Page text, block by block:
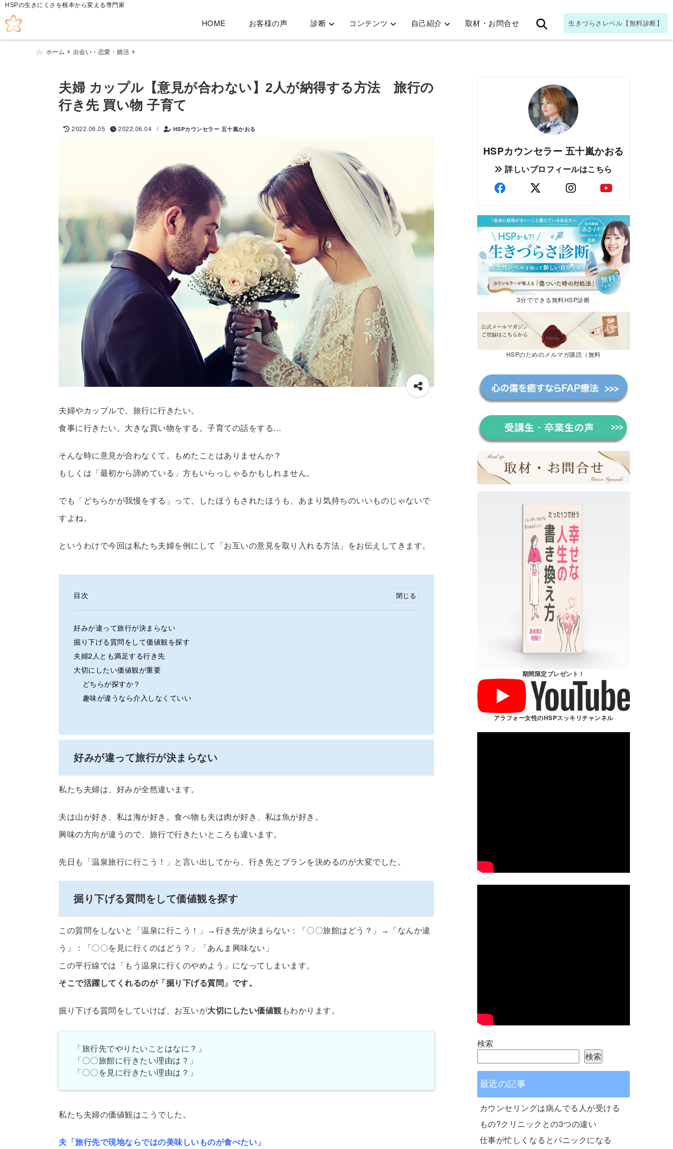
HSPの生きにくさを根本から変える専門家
HOME お客様の声 診断 コンテンツ 自己紹介 取材・お問合せ 生きづらさレベル【無料診断】
ホーム 出会い・恋愛・婚活
夫婦 カップル【意見が合わない】2人が納得する方法 旅行の
行き先 買い物 子育て
2022.06.05 2022.06.04 / HSPカウンセラー 五十嵐かおる
夫婦やカップルで、旅行に行きたい。
食事に行きたい。大きな買い物をする。子育ての話をする…
そんな時に意見が合わなくて。もめたことはありませんか？
もしくは「最初から諦めている」方もいらっしゃるかもしれません。
でも「どちらかが我慢をする」って、したほうもされたほうも、あまり気持ちのいいものじゃないで
すよね。
というわけで今回は私たち夫婦を例にして「お互いの意見を取り入れる方法」をお伝えしてきます。
目次
好みが違って旅行が決まらない
掘り下げる質問をして価値観を探す
夫婦2人とも満足する行き先
大切にしたい価値観が重要
どちらが探すか？
趣味が違うなら介入しなくていい
好みが違って旅行が決まらない
私たち夫婦は、好みが全然違います。
夫は山が好き、私は海が好き。食べ物も夫は肉が好き、私は魚が好き。
興味の方向が違うので、旅行で行きたいところも違います。
先日も「温泉旅行に行こう！」と言い出してから、行き先とプランを決めるのが大変でした。
掘り下げる質問をして価値観を探す
この質問をしないと「温泉に行こう！」→行き先が決まらない：「〇〇旅館はどう？」→「なんか違
う」：「〇〇を見に行くのはどう？」「あんま興味ない」
この平行線では「もう温泉に行くのやめよう」になってしまいます。
そこで活躍してくれるのが「掘り下げる質問」です。
掘り下げる質問をしていけば、お互いが大切にしたい価値観もわかります。
「旅行先でやりたいことはなに？」
「〇〇旅館に行きたい理由は？」
「〇〇を見に行きたい理由は？」
私たち夫婦の価値観はこうでした。
夫「旅行先で現地ならではの美味しいものが食べたい」
HSPカウンセラー 五十嵐かおる
詳しいプロフィールはこちら
3分でできる無料HSP診断
HSPのためのメルマガ購読（無料
期間限定プレゼント！
アラフォー女性のHSPスッキリチャンネル
検索
検索
最近の記事
カウンセリングは病んでる人が受ける
もの?クリニックとの3つの違い
仕事が忙しくなるとパニックになる